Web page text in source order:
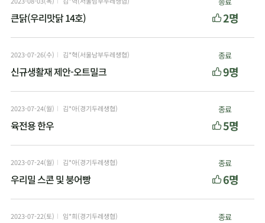
큰닭(우리맛닭 14호) 2명
2023-07-26(수) 김*혁(서울남부두레생협)
신규생활재 제안-오트밀크
종료
9명
2023-07-24(월) 김*아(경기두레생협)
육전용 한우
종료
5명
2023-07-24(월) 김*아(경기두레생협)
우리밀 스콘 및 붕어빵
종료
6명
2023-07-22(토) 임*희(경기두레생협) 종료